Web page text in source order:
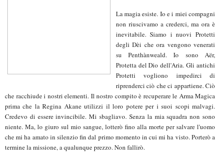
La magia esiste. Io e i miei compagni
non riuscivamo a crederci, ma ora è
inevitabile. Siamo i nuovi Protetti
degli Dèi che ora vengono venerati
su Penthànweald.
Io sono Aër,
Protetta del Dio dell'Aria. Gli antichi
Protetti vogliono impedirci di
riprenderci ciò che ci appartiene. Ciò
che racchiude i nostri elementi. Il nostro compito è recuperare le Arma Magica
prima che la Regina Akane utilizzi il loro potere per i suoi scopi malvagi.
Credevo di essere invincibile. Mi sbagliavo. Senza la mia squadra non sono
niente. Ma, lo giuro sul mio sangue, lotterò fino alla morte per salvare l'uomo
che mi ha amato in silenzio fin dal primo momento in cui mi ha visto. Porterò a
termine la missione, a qualunque prezzo. Non fallirò.